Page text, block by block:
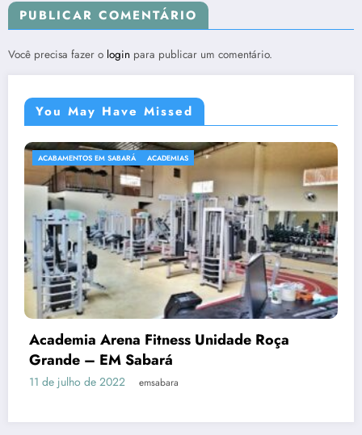
PUBLICAR COMENTÁRIO
Você precisa fazer o login para publicar um comentário.
You May Have Missed
ACABAMENTOS EM SABARÁ ACADEMIAS
Academia Arena Fitness Unidade Roça
Grande – EM Sabará
11 de julho de 2022 emsabara